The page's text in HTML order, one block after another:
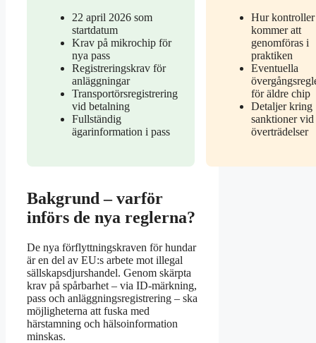
22 april 2026 som
startdatum
Krav på mikrochip för
nya pass
Registreringskrav för
anläggningar
Transportörsregistrering
vid betalning
Fullständig
ägarinformation i pass
Hur kontroller
kommer att
genomföras i
praktiken
Eventuella
för äldre chip
Detaljer kring
sanktioner vid
överträdelser
Bakgrund – varför
införs de nya reglerna?
De nya förflyttningskraven för hundar
är en del av EU:s arbete mot illegal
sällskapsdjurshandel. Genom skärpta
krav på spårbarhet – via ID-märkning,
pass och anläggningsregistrering – ska
möjligheterna att fuska med
härstamning och hälsoinformation
minskas.